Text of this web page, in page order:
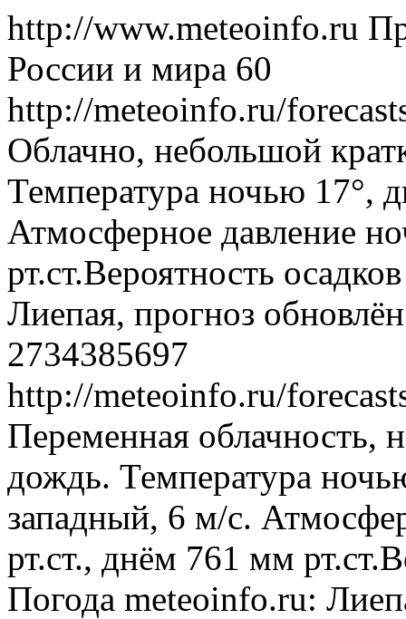
http://www.meteoinfo.ru
России и мира 60
http://meteoinfo.ru/
Облачно, небольшой
Температура ночью 17°,
Атмосферное давление
рт.ст.Вероятность
Лиепая, прогноз
2734385697
http://meteoinfo.ru/
Переменная облачность,
дождь. Температура
западный, 6 м/с.
рт.ст., днём 761 мм
Погода meteoinfo.ru: